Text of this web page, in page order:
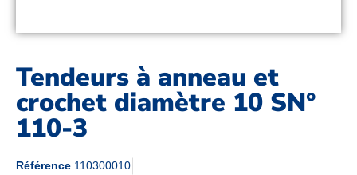
Tendeurs à anneau et
crochet diamètre 10 SN°
110-3
Référence 110300010